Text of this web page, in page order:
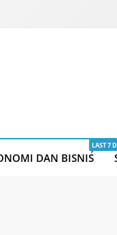
DAN BISNIS
LAST 7